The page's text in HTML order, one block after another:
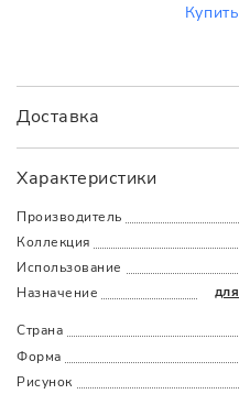
Характеристики
Производитель
Коллекция
Использование
Назначение
Страна
Форма
Рисунок
Доставка
Доставка
Наличыми